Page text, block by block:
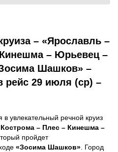
– «Ярославль –
– Юрьевец –
Шашков» –
рейс 29 июля (ср) –
увлекательный речной круиз
– Плес – Кинешма –
пройдет
«Зосима Шашков» . Город